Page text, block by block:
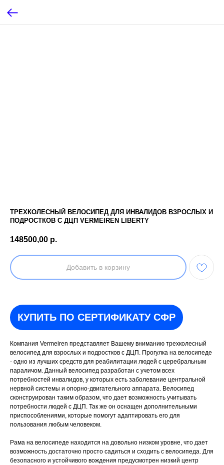
ТРЕХКОЛЕСНЫЙ ВЕЛОСИПЕД ДЛЯ ИНВАЛИДОВ ВЗРОСЛЫХ И
ПОДРОСТКОВ С ДЦП VERMEIREN LIBERTY
148500,00 р.
Добавить в корзину
КУПИТЬ ПО СЕРТИФИКАТУ СФР
Компания Vermeiren представляет Вашему вниманию трехколесный
велосипед для взрослых и подростков с ДЦП. Прогулка на велосипеде
- одно из лучших средств для реабилитации людей с церебральным
параличом. Данный велосипед разработан с учетом всех
потребностей инвалидов, у которых есть заболевание центральной
нервной системы и опорно-двигательного аппарата. Велосипед
сконструирован таким образом, что дает возможность учитывать
потребности людей с ДЦП. Так же он оснащен дополнительными
приспособлениями, которые помогут адаптировать его для
пользования любым человеком.
Рама на велосипеде находится на довольно низком уровне, что дает
возможность достаточно просто садиться и сходить с велосипеда. Для
безопасного и устойчивого вождения предусмотрен низкий центр